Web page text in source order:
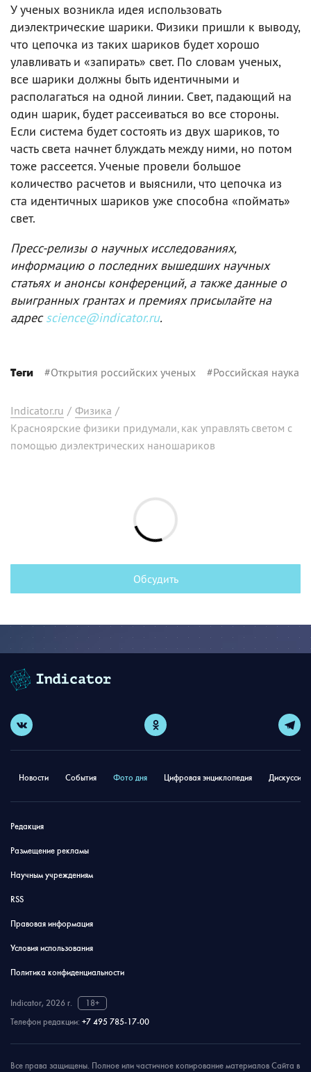
У ученых возникла идея использовать
диэлектрические шарики. Физики пришли к выводу,
что цепочка из таких шариков будет хорошо
улавливать и «запирать» свет. По словам ученых,
все шарики должны быть идентичными и
располагаться на одной линии. Свет, падающий на
один шарик, будет рассеиваться во все стороны.
Если система будет состоять из двух шариков, то
часть света начнет блуждать между ними, но потом
тоже рассеется. Ученые провели большое
количество расчетов и выяснили, что цепочка из
ста идентичных шариков уже способна «поймать»
свет.
Пресс-релизы о научных исследованиях,
информацию о последних вышедших научных
статьях и анонсы конференций, а также данные о
выигранных грантах и премиях присылайте на
адресscience@indicator.ru.
Теги #Открытия российских ученых #Российская наука
Indicator.ru / Физика /
Красноярские физики придумали, как управлять светом с
помощью диэлектрических наношариков
Обсудить
Новости События Фото дня Цифровая энциклопедия
Редакция
Размещение рекламы
Научным учреждениям
RSS
Правовая информация
Условия использования
Политика конфиденциальности
Indicator, 2026 г.
18+
Телефон редакции: +7 495 785-17-00
Все права защищены. Полное или частичное копирование материалов Сайта в